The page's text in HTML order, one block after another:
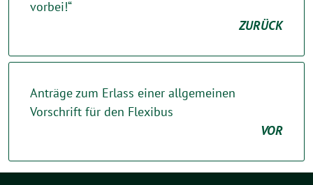
vorbei!“
ZURÜCK
Anträge zum Erlass einer allgemeinen
Vorschrift für den Flexibus
VOR